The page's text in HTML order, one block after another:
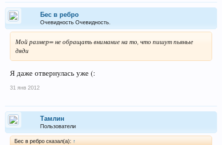
Бес в ребро
Очевидность Очевидность.
Мой размер= не обращать внимание на то, что пишут пьяные
дяди
Я даже отвернулась уже (:
31 янв 2012
Тамлин
Пользователи
Бес в ребро сказал(а): ↑